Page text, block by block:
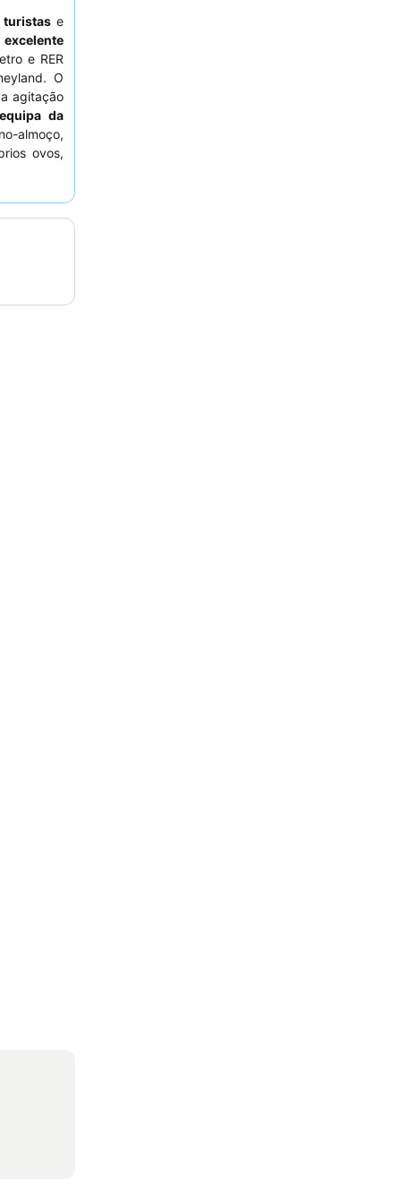
turistas e
excelente
e RER
O
agitação
equipa da
almoço,
ovos,
interior.